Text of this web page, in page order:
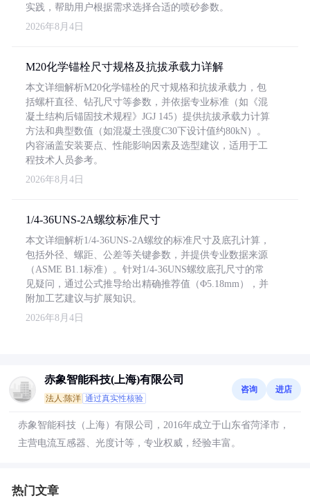
实践，帮助用户根据需求选择合适的喷砂参数。
2026年8月4日
M20化学锚栓尺寸规格及抗拔承载力详解
本文详细解析M20化学锚栓的尺寸规格和抗拔承载力，包
括螺杆直径、钻孔尺寸等参数，并依据专业标准（如《混
凝土结构后锚固技术规程》JGJ 145）提供抗拔承载力计算
方法和典型数值（如混凝土强度C30下设计值约80kN）。
内容涵盖安装要点、性能影响因素及选型建议，适用于工
程技术人员参考。
2026年8月4日
1/4-36UNS-2A螺纹标准尺寸
本文详细解析1/4-36UNS-2A螺纹的标准尺寸及底孔计算，
包括外径、螺距、公差等关键参数，并提供专业数据来源
（ASME B1.1标准）。针对1/4-36UNS螺纹底孔尺寸的常
见疑问，通过公式推导给出精确推荐值（Φ5.18mm），并
附加工艺建议与扩展知识。
2026年8月4日
赤象智能科技(上海)有限公司
法人:陈洋 通过真实性核验
咨询 进店
赤象智能科技（上海）有限公司，2016年成立于山东省菏泽市，
主营电流互感器、光度计等，专业权威，经验丰富。
热门文章